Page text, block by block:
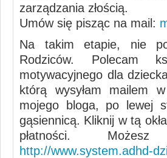
zarządzania złością.
Umów się pisząc na mail:
Na takim etapie, nie
Rodziców. Polecam
motywacyjnego dla
którą wysyłam mailem
mojego bloga, po lewej
gąsiennicą. Kliknij w tą
płatności.
http://www.system.adhd-